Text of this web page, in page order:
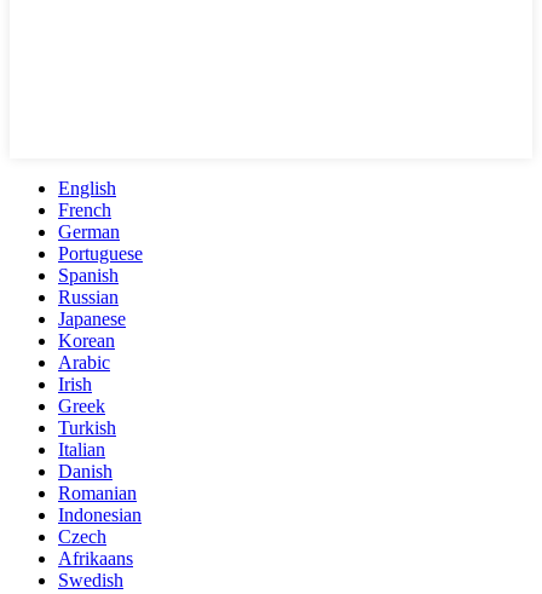
English
French
German
Portuguese
Spanish
Russian
Japanese
Korean
Arabic
Irish
Greek
Turkish
Italian
Danish
Romanian
Indonesian
Czech
Afrikaans
Swedish